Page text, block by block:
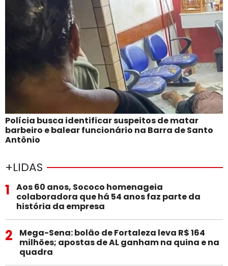
Polícia busca identificar suspeitos de matar
barbeiro e balear funcionário na Barra de Santo
Antônio
+LIDAS
1
Aos 60 anos, Sococo homenageia
colaboradora que há 54 anos faz parte da
história da empresa
2
Mega-Sena: bolão de Fortaleza leva R$ 164
milhões; apostas de AL ganham na quina e na
quadra